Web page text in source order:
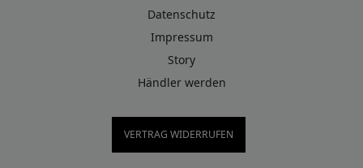
Datenschutz
Impressum
Story
Händler werden
VERTRAG WIDERRUFEN